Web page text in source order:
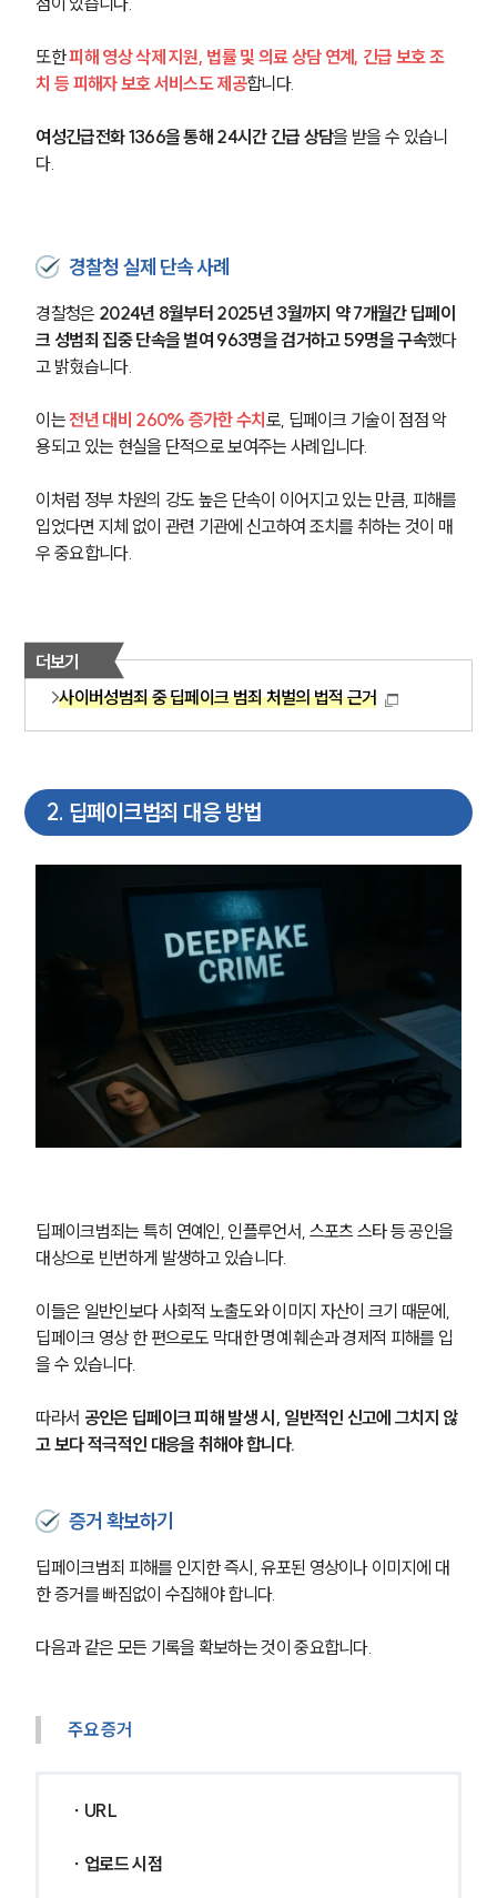
또한 피해 영상 삭제 지원, 법률 및 의료 상담 연계, 긴급 보호 조
치 등 피해자 보호 서비스도 제공합니다.
여성긴급전화 1366을 통해 24시간 긴급 상담을 받을 수 있습니
다.
경찰청 실제 단속 사례
경찰청은 2024년 8월부터 2025년 3월까지 약 7개월간 딥페이
크 성범죄 집중 단속을 벌여 963명을 검거하고 59명을 구속했다
고 밝혔습니다.
이는 전년 대비 260% 증가한 수치 로, 딥페이크 기술이 점점 악
용되고 있는 현실을 단적으로 보여주는 사례입니다.
이처럼 정부 차원의 강도 높은 단속이 이어지고 있는 만큼, 피해를
입었다면 지체 없이 관련 기관에 신고하여 조치를 취하는 것이 매
우 중요합니다.
더보기
사이버성범죄 중 딥페이크 범죄 처벌의 법적 근거
2. 딥페이크범죄 대응 방법
딥페이크범죄는 특히 연예인, 인플루언서, 스포츠 스타 등 공인을
대상으로 빈번하게 발생하고 있습니다.
이들은 일반인보다 사회적 노출도와 이미지 자산이 크기 때문에,
딥페이크 영상 한 편으로도 막대한 명예 훼손과 경제적 피해를 입
을 수 있습니다.
따라서 공인은 딥페이크 피해 발생 시, 일반적인 신고에 그치지 않
고 보다 적극적인 대응을 취해야 합니다.
증거 확보하기
딥페이크범죄 피해를 인지한 즉시, 유포된 영상이나 이미지에 대
한 증거를 빠짐없이 수집해야 합니다.
다음과 같은 모든 기록을 확보하는 것이 중요합니다.
주요 증거
∙ URL
∙ 업로드 시점